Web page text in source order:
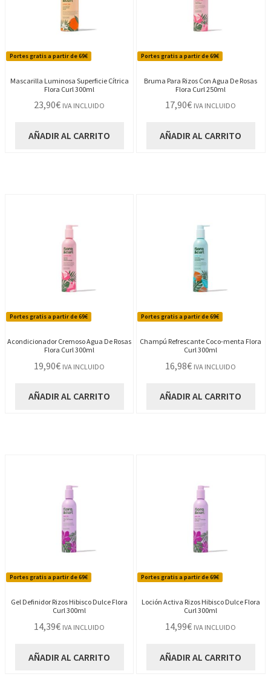
Portes gratis a partir de 69€
Mascarilla Luminosa Superficie Cítrica
Flora Curl 300ml
23,90€ IVA INCLUIDO
AÑADIR AL CARRITO
Portes gratis a partir de 69€
Bruma Para Rizos Con Agua De Rosas
Flora Curl 250ml
17,90€ IVA INCLUIDO
AÑADIR AL CARRITO
Portes gratis a partir de 69€
Acondicionador Cremoso Agua De Rosas
Flora Curl 300ml
19,90€ IVA INCLUIDO
AÑADIR AL CARRITO
Portes gratis a partir de 69€
Champú Refrescante Coco-menta Flora
Curl 300ml
16,98€ IVA INCLUIDO
AÑADIR AL CARRITO
Portes gratis a partir de 69€
Gel Definidor Rizos Hibisco Dulce Flora
Curl 300ml
14,39€ IVA INCLUIDO
AÑADIR AL CARRITO
Portes gratis a partir de 69€
Loción Activa Rizos Hibisco Dulce Flora
Curl 300ml
14,99€ IVA INCLUIDO
AÑADIR AL CARRITO